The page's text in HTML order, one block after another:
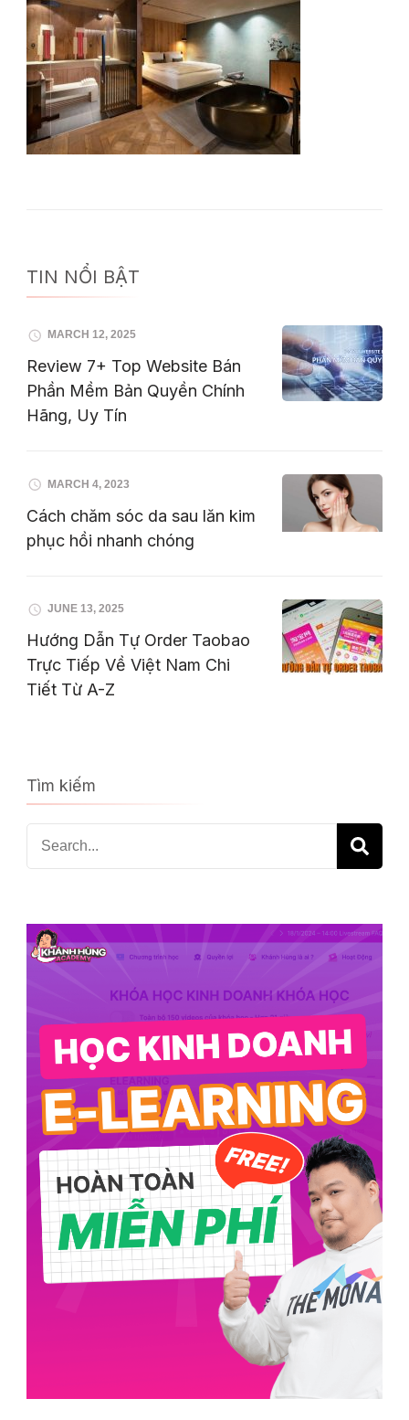
TIN NỔI BẬT
MARCH 12, 2025
Review 7+ Top Website Bán
Phần Mềm Bản Quyền Chính
Hãng, Uy Tín
MARCH 4, 2023
Cách chăm sóc da sau lăn kim
phục hồi nhanh chóng
JUNE 13, 2025
Hướng Dẫn Tự Order Taobao
Trực Tiếp Về Việt Nam Chi
Tiết Từ A-Z
Tìm kiếm
Search
for: